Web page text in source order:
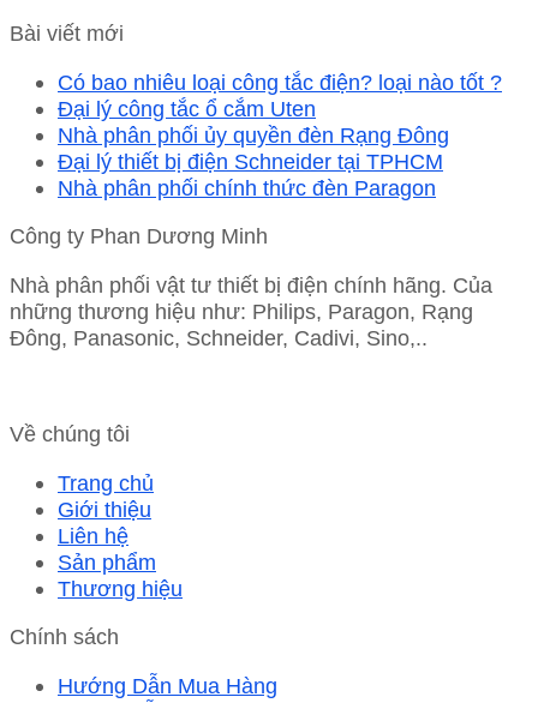
Bài viết mới
Có bao nhiêu loại công tắc điện? loại nào tốt ?
Đại lý công tắc ổ cắm Uten
Nhà phân phối ủy quyền đèn Rạng Đông
Đại lý thiết bị điện Schneider tại TPHCM
Nhà phân phối chính thức đèn Paragon
Công ty Phan Dương Minh
Nhà phân phối vật tư thiết bị điện chính hãng. Của
những thương hiệu như: Philips, Paragon, Rạng
Đông, Panasonic, Schneider, Cadivi, Sino,..
Về chúng tôi
Trang chủ
Giới thiệu
Liên hệ
Sản phẩm
Thương hiệu
Chính sách
Hướng Dẫn Mua Hàng